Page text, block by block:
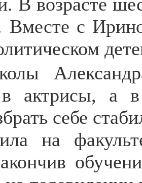
Вместе с
актрисы, а в
себе
на